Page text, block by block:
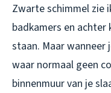
Zwarte schimmel zie
badkamers en
staan. Maar wanneer
waar normaal geen
binnenmuur van je